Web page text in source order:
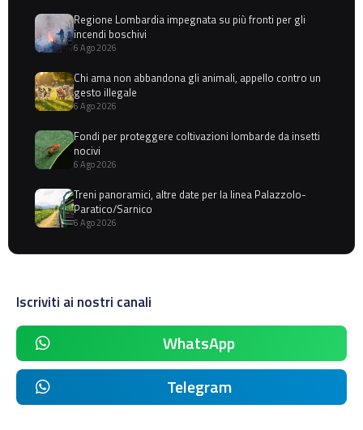
Regione Lombardia impegnata su più fronti per gli
incendi boschivi
6 Ago 2026
Chi ama non abbandona gli animali, appello contro un
gesto illegale
6 Ago 2026
Fondi per proteggere coltivazioni lombarde da insetti
nocivi
6 Ago 2026
Treni panoramici, altre date per la linea Palazzolo-
Paratico/Sarnico
6 Ago 2026
Iscriviti ai nostri canali
WhatsApp
Telegram